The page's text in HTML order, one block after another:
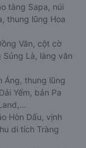
tàng Sapa, núi
thung lũng Hoa
Văn, cột cờ
Sủng Là, làng văn
Áng, thung lũng
Yếm, bản Pa
Hòn Dấu, vịnh
di tích Tràng